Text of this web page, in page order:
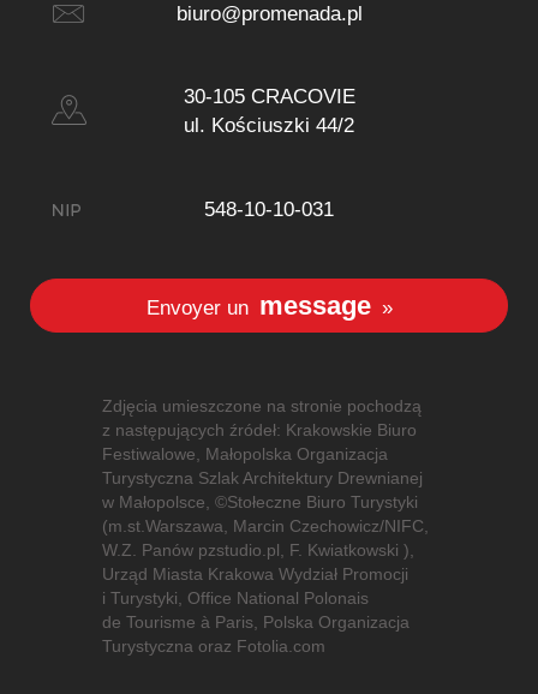
biuro@promenada.pl
30-105 CRACOVIE
ul. Kościuszki 44/2
548-10-10-031
Envoyer un message»
Zdjęcia umieszczone na stronie pochodzą
z następujących źródeł: Krakowskie Biuro
Festiwalowe, Małopolska Organizacja
Turystyczna Szlak Architektury Drewnianej
w Małopolsce, ©Stołeczne Biuro Turystyki
(m.st.Warszawa, Marcin Czechowicz/NIFC,
W.Z. Panów pzstudio.pl, F. Kwiatkowski ),
Urząd Miasta Krakowa Wydział Promocji
i Turystyki, Office National Polonais
de Tourisme à Paris, Polska Organizacja
Turystyczna oraz Fotolia.com